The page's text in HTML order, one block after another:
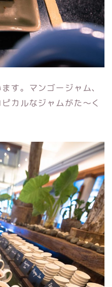
す。マンゴージャム、
カルなジャムがた〜く